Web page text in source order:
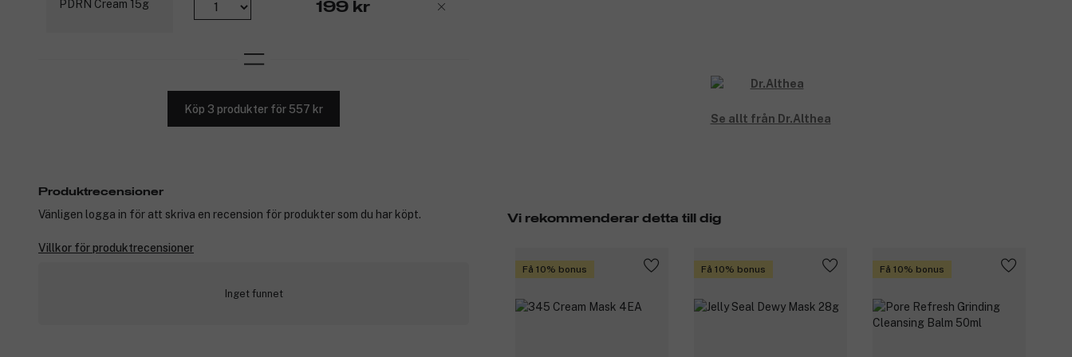
199 kr
Köp 3 produkter för 557 kr
Se allt från Dr.Althea
Vi rekommenderar detta till dig
Få 10% bonus Få 10% bonus Få 10% bonus
Produktrecensioner
Vänligen logga in för att skriva en recension för produkter som du har köpt.
Villkor för produktrecensioner
Inget funnet